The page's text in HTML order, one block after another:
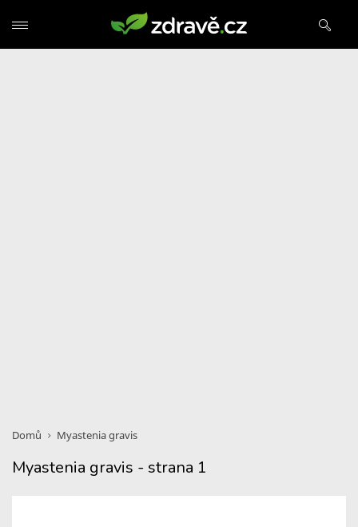
Domů Myastenia gravis
Myastenia gravis - strana 1